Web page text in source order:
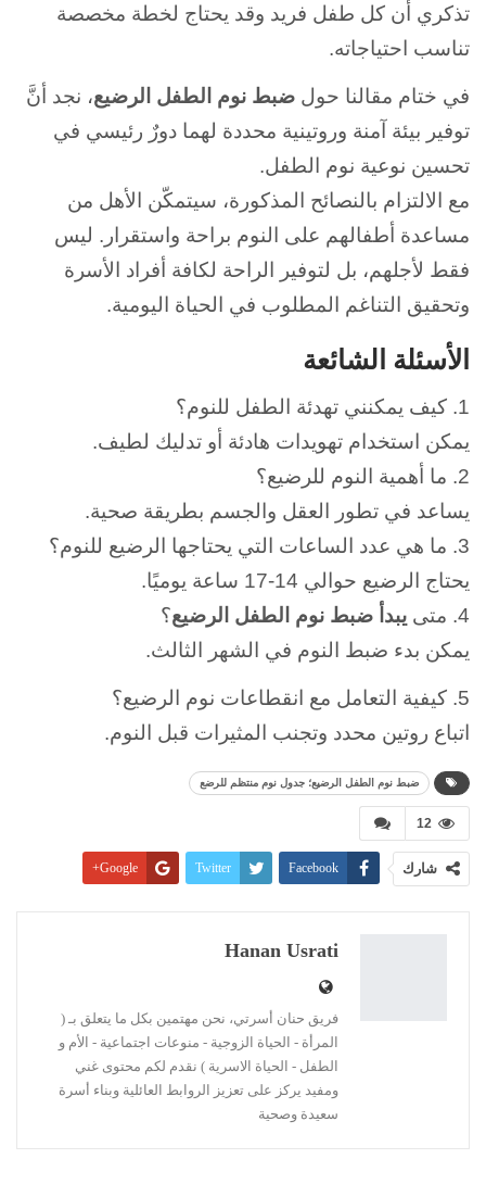
تذكري أن كل طفل فريد وقد يحتاج لخطة مخصصة
تناسب احتياجاته.
في ختام مقالنا حول ضبط نوم الطفل الرضيع، نجد أنَّ
توفير بيئة آمنة وروتينية محددة لهما دورٌ رئيسي في
تحسين نوعية نوم الطفل.
مع الالتزام بالنصائح المذكورة، سيتمكّن الأهل من
مساعدة أطفالهم على النوم براحة واستقرار. ليس
فقط لأجلهم، بل لتوفير الراحة لكافة أفراد الأسرة
وتحقيق التناغم المطلوب في الحياة اليومية.
الأسئلة الشائعة
1. كيف يمكنني تهدئة الطفل للنوم؟
يمكن استخدام تهويدات هادئة أو تدليك لطيف.
2. ما أهمية النوم للرضيع؟
يساعد في تطور العقل والجسم بطريقة صحية.
3. ما هي عدد الساعات التي يحتاجها الرضيع للنوم؟
يحتاج الرضيع حوالي 14-17 ساعة يوميًا.
4. متى
يبدأ ضبط نوم الطفل الرضيع؟
يمكن بدء ضبط النوم في الشهر الثالث.
5. كيفية التعامل مع انقطاعات نوم الرضيع؟
اتباع روتين محدد وتجنب المثيرات قبل النوم.
ضبط نوم الطفل الرضيع؛ جدول نوم منتظم للرضع
12
شارك Facebook
Twitter
Google+
Linkedin
Hanan Usrati
فريق حنان أسرتي، نحن مهتمين بكل ما يتعلق بـ (
المرأة - الحياة الزوجية - منوعات اجتماعية - الأم و
الطفل - الحياة الاسرية ) نقدم لكم محتوى غني
ومفيد يركز على تعزيز الروابط العائلية وبناء أسرة
سعيدة وصحية